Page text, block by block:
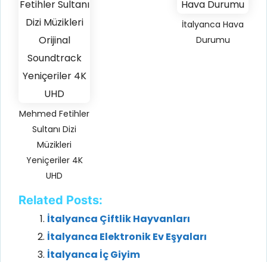
Mehmed Fetihler
Sultanı Dizi
Müzikleri
Yeniçeriler 4K
UHD
İtalyanca Hava
Durumu
Related Posts:
İtalyanca Çiftlik Hayvanları
İtalyanca Elektronik Ev Eşyaları
İtalyanca İç Giyim